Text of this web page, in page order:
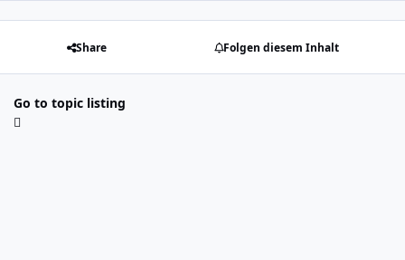
Share Folgen diesem Inhalt
Go to topic listing